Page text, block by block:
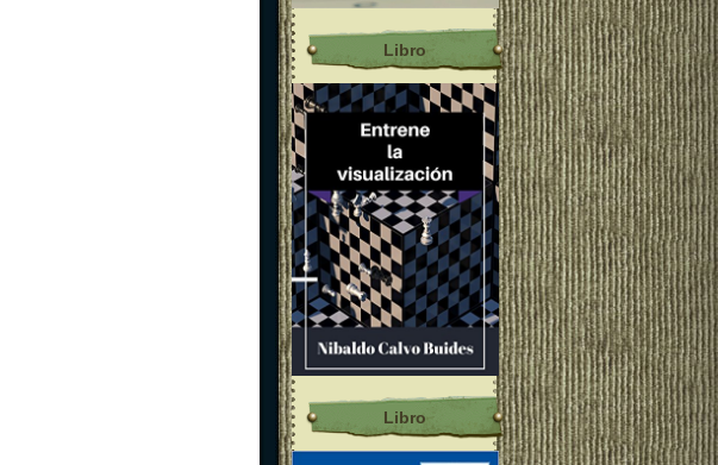
Libro
Libro